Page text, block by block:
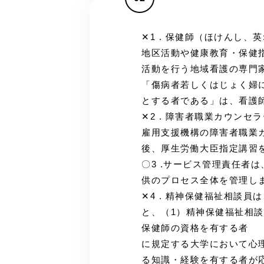
✕1 . 保健師（ほけんし、
地区活動や健康教育・保健
活動を行う地域看護の専門
「傷病者若しくはじょく
とする者である」は、看護
✕2 . 障害者職業カウンセ
雇用支援機構の障害者職業
後、厚生労働大臣指定講習
〇3 .サービス管理責任者
供のプロセス全体を管理し
✕4 . 精神保健福祉相談員
と、（1）精神保健福祉
保健師の資格を有する者
に規定する大学において心
る知識・経験を有する者が